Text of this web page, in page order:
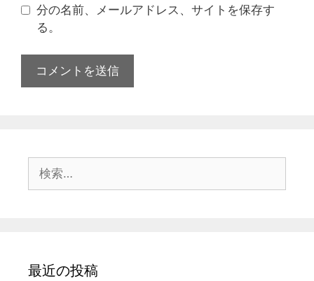
分の名前、メールアドレス、サイトを保存す
る。
最近の投稿